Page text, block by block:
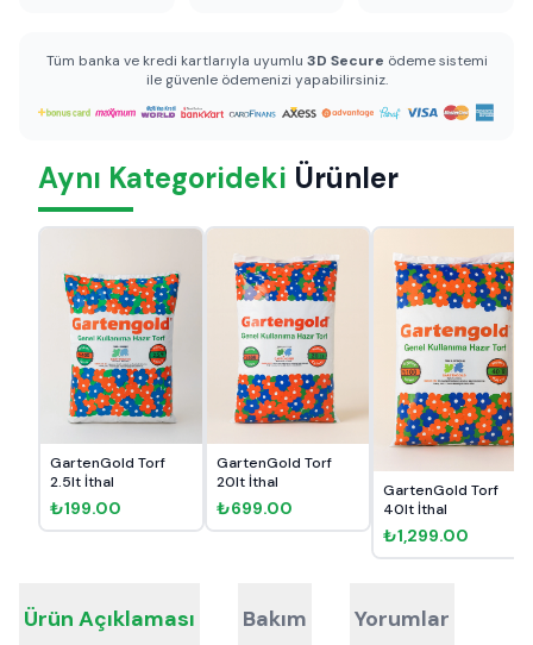
Tüm banka ve kredi kartlarıyla uyumlu 3D Secure ödeme sistemi
ile güvenle ödemenizi yapabilirsiniz.
Aynı Kategorideki Ürünler
GartenGold Torf
2.5lt İthal
₺199.00
GartenGold Torf
20lt İthal
₺699.00
GartenGold Torf
40lt İthal
₺1,299.00
Ürün Açıklaması Bakım Yorumlar